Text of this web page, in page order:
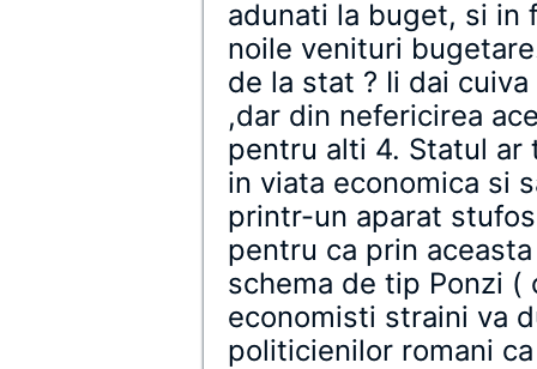
adunati la buget, si in
noile venituri
de la stat ? Ii dai
,dar din nefericirea
pentru alti 4. Statul ar
in viata economica si
printr-un aparat
pentru ca prin
schema de tip Ponzi
economisti straini va
politicienilor romani